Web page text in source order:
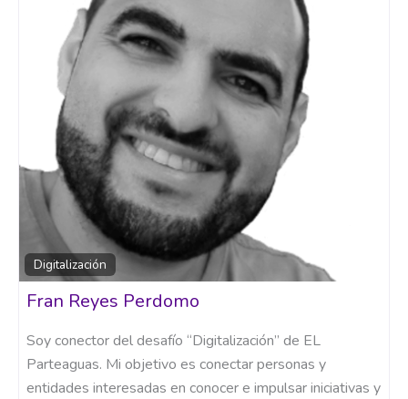
Digitalización
Fran Reyes Perdomo
Soy conector del desafío “Digitalización” de EL
Parteaguas. Mi objetivo es conectar personas y
entidades interesadas en conocer e impulsar iniciativas y